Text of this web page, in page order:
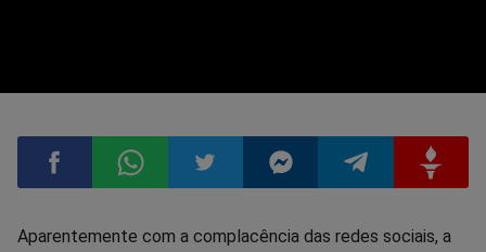
CompartilharCompartilharCompartilharCompartilharCompartilhar
Aparentemente com a complacência das redes sociais, a